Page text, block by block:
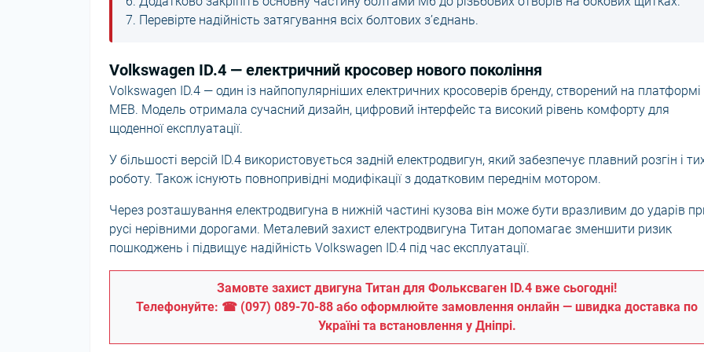
Перевірте надійність затягування всіх болтових з’єднань.
Volkswagen ID.4 — електричний кросовер нового покоління
Volkswagen ID.4 — один із найпопулярніших електричних кросоверів бренду, створений на платформі
MEB. Модель отримала сучасний дизайн, цифровий інтерфейс та високий рівень комфорту для
щоденної експлуатації.
У більшості версій ID.4 використовується задній електродвигун, який забезпечує плавний розгін і
роботу. Також існують повнопривідні модифікації з додатковим переднім мотором.
Через розташування електродвигуна в нижній частині кузова він може бути вразливим до ударів
русі нерівними дорогами. Металевий захист електродвигуна Титан допомагає зменшити ризик
пошкоджень і підвищує надійність Volkswagen ID.4 під час експлуатації.
Замовте захист двигуна Титан для Фольксваген ID.4 вже сьогодні!
Телефонуйте: ☎ (097) 089-70-88 або оформлюйте замовлення онлайн — швидка доставка по
Україні та встановлення у Дніпрі.